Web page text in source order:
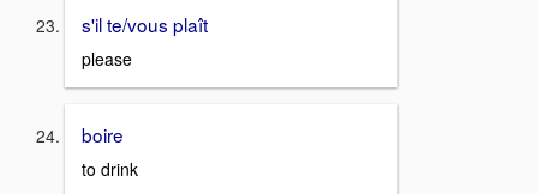
s'il te/vous plaît
please
boire
to drink